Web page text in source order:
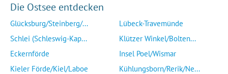
Die Ostsee entdecken
Glücksburg/Steinberg/...
Schlei (Schleswig-Kap...
Eckernförde
Kieler Förde/Kiel/Laboe
Lübeck-Travemünde
Klützer Winkel/Bolten...
Insel Poel/Wismar
Kühlungsborn/Rerik/Ne...